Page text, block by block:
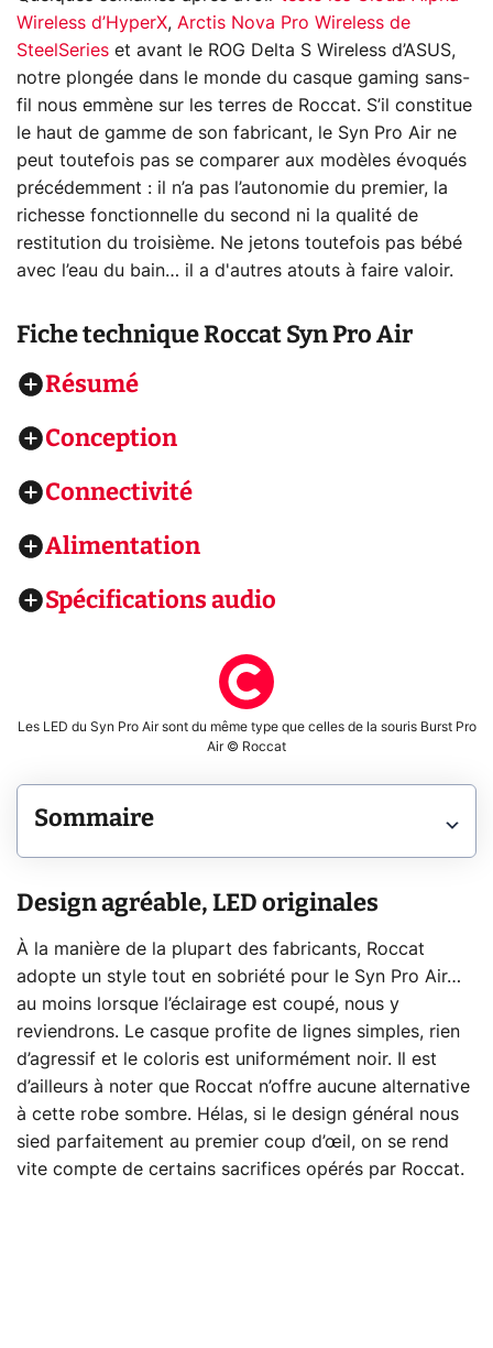
Wireless d’HyperX, Arctis Nova Pro Wireless de
SteelSeries et avant le ROG Delta S Wireless d’ASUS,
notre plongée dans le monde du casque gaming sans-
fil nous emmène sur les terres de Roccat. S’il constitue
le haut de gamme de son fabricant, le Syn Pro Air ne
peut toutefois pas se comparer aux modèles évoqués
précédemment : il n’a pas l’autonomie du premier, la
richesse fonctionnelle du second ni la qualité de
restitution du troisième. Ne jetons toutefois pas bébé
avec l’eau du bain… il a d'autres atouts à faire valoir.
Fiche techniqueRoccat Syn Pro Air
Résumé
Conception
Connectivité
Alimentation
Spécifications audio
Les LED du Syn Pro Air sont du même type que celles de la souris Burst Pro
Air © Roccat
Sommaire
Design agréable, LED originales
À la manière de la plupart des fabricants, Roccat
adopte un style tout en sobriété pour le Syn Pro Air…
au moins lorsque l’éclairage est coupé, nous y
reviendrons. Le casque profite de lignes simples, rien
d’agressif et le coloris est uniformément noir. Il est
d’ailleurs à noter que Roccat n’offre aucune alternative
à cette robe sombre. Hélas, si le design général nous
sied parfaitement au premier coup d’œil, on se rend
vite compte de certains sacrifices opérés par Roccat.